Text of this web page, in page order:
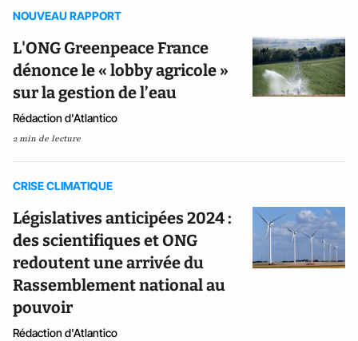
NOUVEAU RAPPORT
L'ONG Greenpeace France
dénonce le « lobby agricole »
sur la gestion de l’eau
Rédaction d'Atlantico
2 min de lecture
CRISE CLIMATIQUE
Législatives anticipées 2024 :
des scientifiques et ONG
redoutent une arrivée du
Rassemblement national au
pouvoir
Rédaction d'Atlantico